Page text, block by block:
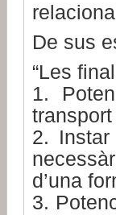
De sus
“Les
1.
2.
d’una
3.